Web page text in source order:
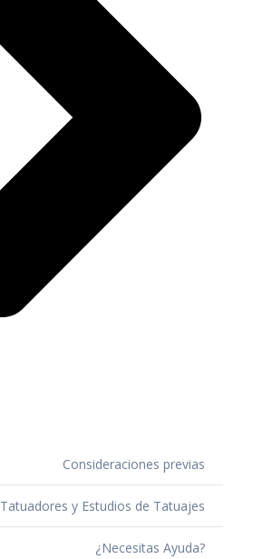
Consideraciones previas
Tatuadores y Estudios de Tatuajes
¿Necesitas Ayuda?